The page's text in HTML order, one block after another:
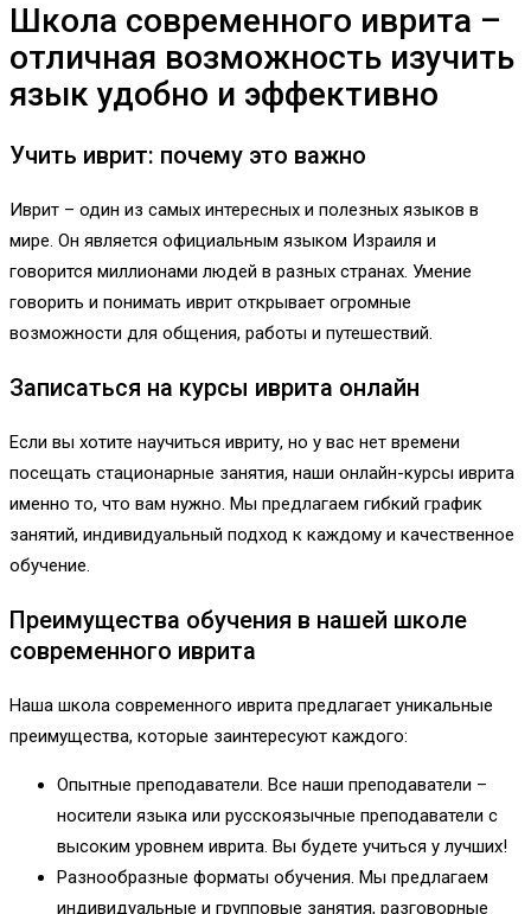
Школа современного иврита –
отличная возможность изучить
язык удобно и эффективно
Учить иврит: почему это важно
Иврит – один из самых интересных и полезных языков в
мире. Он является официальным языком Израиля и
говорится миллионами людей в разных странах. Умение
говорить и понимать иврит открывает огромные
возможности для общения, работы и путешествий.
Записаться на курсы иврита онлайн
Если вы хотите научиться ивриту, но у вас нет времени
посещать стационарные занятия, наши онлайн-курсы иврита
именно то, что вам нужно. Мы предлагаем гибкий график
занятий, индивидуальный подход к каждому и качественное
обучение.
Преимущества обучения в нашей школе
современного иврита
Наша школа современного иврита предлагает уникальные
преимущества, которые заинтересуют каждого:
Опытные преподаватели. Все наши преподаватели –
носители языка или русскоязычные преподаватели с
высоким уровнем иврита. Вы будете учиться у лучших!
Разнообразные форматы обучения. Мы предлагаем
индивидуальные и групповые занятия, разговорные